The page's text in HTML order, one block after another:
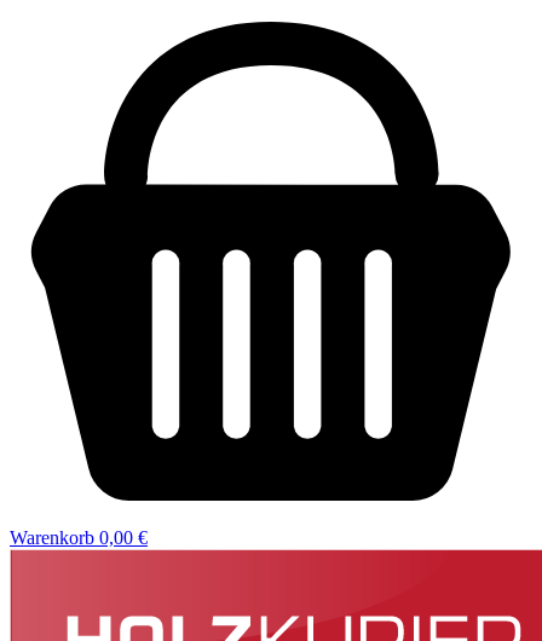
Warenkorb 0,00 €